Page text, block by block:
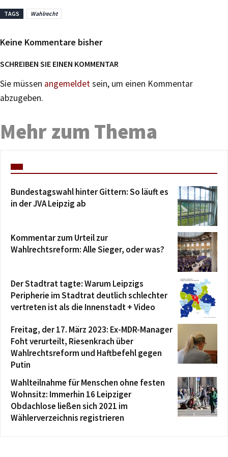
TAGS Wahlrecht
Keine Kommentare bisher
SCHREIBEN SIE EINEN KOMMENTAR
Sie müssen angemeldetsein, um einen Kommentar
abzugeben.
Mehr zum Thema
Bundestagswahl hinter Gittern: So läuft es
in der JVA Leipzig ab
Kommentar zum Urteil zur
Wahlrechtsreform: Alle Sieger, oder was?
Der Stadtrat tagte: Warum Leipzigs
Peripherie im Stadtrat deutlich schlechter
vertreten ist als die Innenstadt + Video
Freitag, der 17. März 2023: Ex-MDR-Manager
Foht verurteilt, Riesenkrach über
Wahlrechtsreform und Haftbefehl gegen
Putin
Wahlteilnahme für Menschen ohne festen
Wohnsitz: Immerhin 16 Leipziger
Obdachlose ließen sich 2021 im
Wählerverzeichnis registrieren